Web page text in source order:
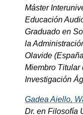
Máster
Educación
Graduado en
la
Olavide
Miembro Titular
Investigación
Gadea Aiello,
Dr. en Filosofía